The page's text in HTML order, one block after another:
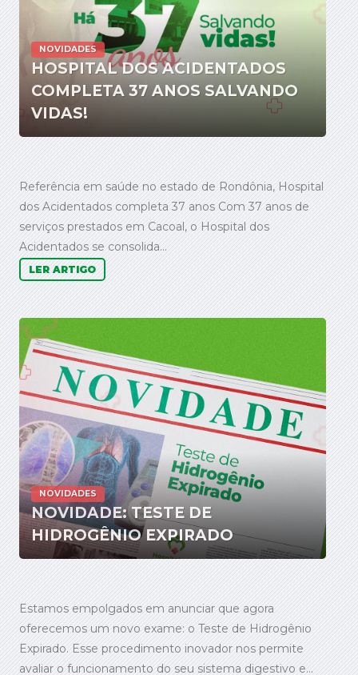
NOVIDADES
HOSPITAL DOS ACIDENTADOS
COMPLETA 37 ANOS SALVANDO
VIDAS!
Referência em saúde no estado de Rondônia, Hospital
dos Acidentados completa 37 anos Com 37 anos de
serviços prestados em Cacoal, o Hospital dos
Acidentados se consolida...
LER ARTIGO
NOVIDADES
NOVIDADE: TESTE DE
HIDROGÊNIO EXPIRADO
Estamos empolgados em anunciar que agora
oferecemos um novo exame: o Teste de Hidrogênio
Expirado. Esse procedimento inovador nos permite
avaliar o funcionamento do seu sistema digestivo e...